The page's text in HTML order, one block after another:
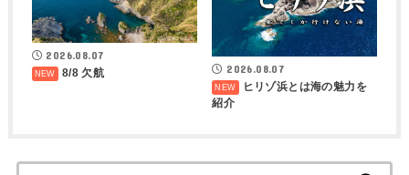
2026.08.07
8/8 欠航 2026.08.07
ヒリゾ浜とは海の魅力を
紹介